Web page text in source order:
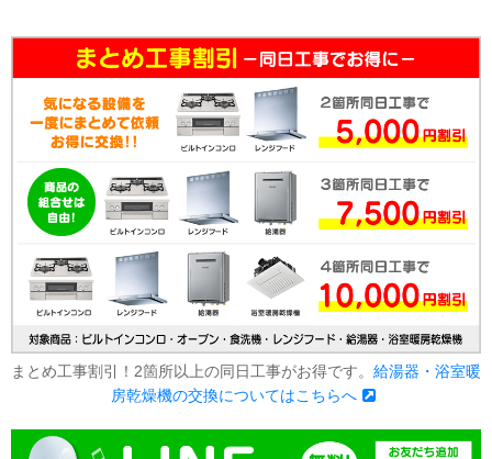
まとめ工事割引！2箇所以上の同日工事がお得です。 給湯器・浴室暖
房乾燥機の交換についてはこちらへ